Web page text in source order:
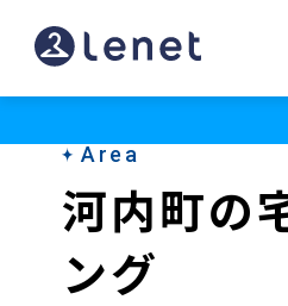
河
内
Area
河内町の
ング